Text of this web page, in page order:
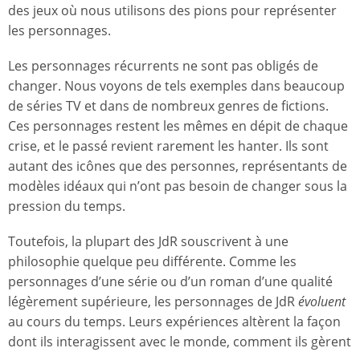
des jeux où nous utilisons des pions pour représenter
les personnages.
Les personnages récurrents ne sont pas obligés de
changer. Nous voyons de tels exemples dans beaucoup
de séries TV et dans de nombreux genres de fictions.
Ces personnages restent les mêmes en dépit de chaque
crise, et le passé revient rarement les hanter. Ils sont
autant des icônes que des personnes, représentants de
modèles idéaux qui n’ont pas besoin de changer sous la
pression du temps.
Toutefois, la plupart des JdR souscrivent à une
philosophie quelque peu différente. Comme les
personnages d’une série ou d’un roman d’une qualité
légèrement supérieure, les personnages de JdRévoluent
au cours du temps. Leurs expériences altèrent la façon
dont ils interagissent avec le monde, comment ils gèrent